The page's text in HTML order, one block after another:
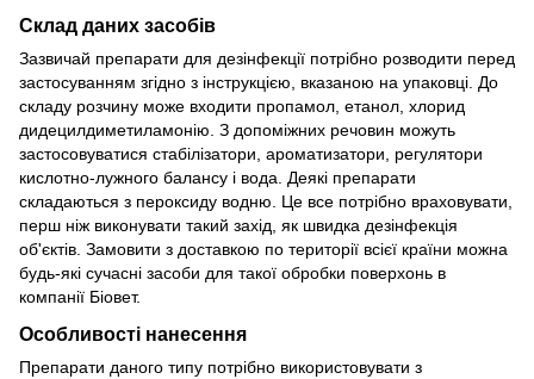
Склад даних засобів
Зазвичай препарати для дезінфекції потрібно розводити перед
застосуванням згідно з інструкцією, вказаною на упаковці. До
складу розчину може входити пропамол, етанол, хлорид
дидецилдиметиламонію. З допоміжних речовин можуть
застосовуватися стабілізатори, ароматизатори, регулятори
кислотно-лужного балансу і вода. Деякі препарати
складаються з пероксиду водню. Це все потрібно враховувати,
перш ніж виконувати такий захід, як швидка дезінфекція
об'єктів. Замовити з доставкою по території всієї країни можна
будь-які сучасні засоби для такої обробки поверхонь в
компанії Біовет.
Особливості нанесення
Препарати даного типу потрібно використовувати з